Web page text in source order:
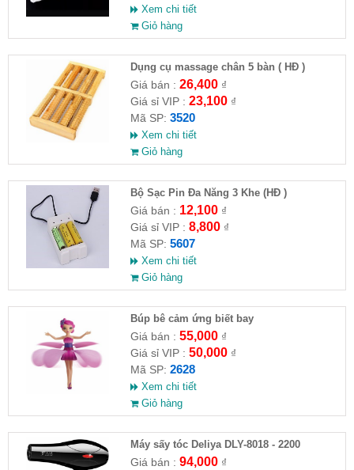
Xem chi tiết
Giỏ hàng
Dụng cụ massage chân 5 bàn ( HĐ )
Giá bán : 26,400₫
Giá sỉ VIP : 23,100₫
Mã SP: 3520
Xem chi tiết
Giỏ hàng
Bộ Sạc Pin Đa Năng 3 Khe (HĐ )
Giá bán : 12,100₫
Giá sỉ VIP : 8,800₫
Mã SP: 5607
Xem chi tiết
Giỏ hàng
​Búp bê cảm ứng biết bay
Giá bán : 55,000₫
Giá sỉ VIP : 50,000₫
Mã SP: 2628
Xem chi tiết
Giỏ hàng
Máy sấy tóc Deliya DLY-8018 - 2200
Giá bán : 94,000₫